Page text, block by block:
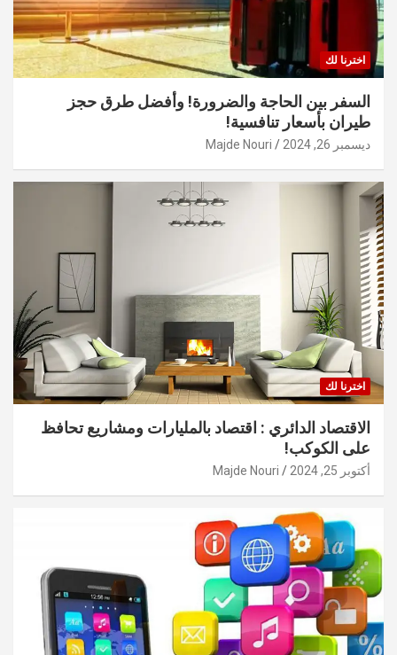
اخترنا لك
السفر بين الحاجة والضرورة! وأفضل طرق حجز
طيران بأسعار تنافسية!
ديسمبر 26, 2024 Majde Nouri
اخترنا لك
الاقتصاد الدائري : اقتصاد بالمليارات ومشاريع تحافظ
على الكوكب!
أكتوبر 25, 2024 Majde Nouri